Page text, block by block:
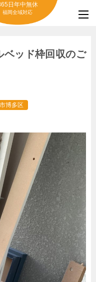
日年中無休
福岡全域対応
ベッド枠回収のご
博多区